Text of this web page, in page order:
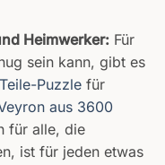
Heimwerker:Für
sein kann, gibt es
Puzzlefür
aus 3600
für alle, die
ist für jeden etwas